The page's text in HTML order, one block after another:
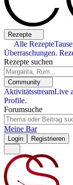
Rezepte
Alle Rezepte
Überraschungen.
Rezepte suchen
Community
AktivitätsstreamLive
Profile.
Forumsuche
Meine Bar
Login Registrieren